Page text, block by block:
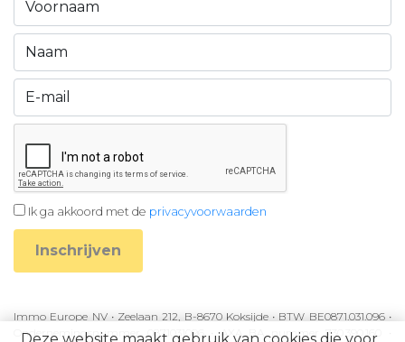
Ik ga akkoord met de privacyvoorwaarden
Inschrijven
Immo Europe NV • Zeelaan 212, B-8670 Koksijde • BTW BE0871.031.096 •
Ondernemingsnummer 0871031096 • AXA BA nummer 730.390.160 •